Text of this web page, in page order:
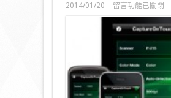
2014/01/20
在
〈震
撼
驗
CaptureOnTouch
Scanner
Apps〉
中
留言功能已關閉